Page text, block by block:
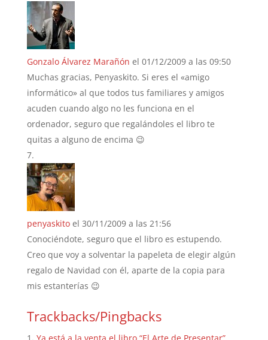
Gonzalo Álvarez Marañón el 01/12/2009 a las 09:50
Muchas gracias, Penyaskito. Si eres el «amigo
informático» al que todos tus familiares y amigos
acuden cuando algo no les funciona en el
ordenador, seguro que regalándoles el libro te
quitas a alguno de encima 😉
penyaskito el 30/11/2009 a las 21:56
Conociéndote, seguro que el libro es estupendo.
Creo que voy a solventar la papeleta de elegir algún
regalo de Navidad con él, aparte de la copia para
mis estanterías 😉
Trackbacks/Pingbacks